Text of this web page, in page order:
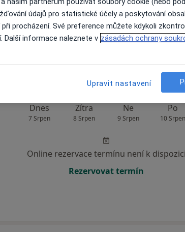
Online rezervace termínu není k
Rezervovat termín
Dnes
7 Srpen
Zítra
8 Srpen
Ne
9 Srpen
Po
10 Srpen
Online rezervace termínu není k dispozici
Rezervovat termín
údajů pro statistické účely a poskytování
procházení. Své preference můžete kdykoli
Další informace naleznete v zásadách ochrany
Upravit nastavení